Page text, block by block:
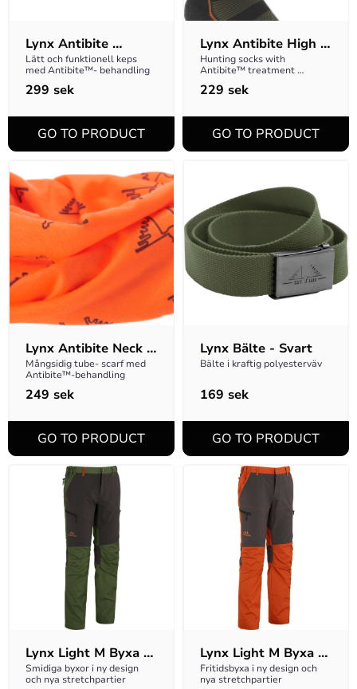
Lynx Antibite
Headwear Orange
Lätt och funktionell keps
med Antibite™- behandling
299 sek
Lynx Antibite High
Socks Black 46-48
Hunting socks with
Antibite™ treatment
229 sek
Lynx Antibite Neck
Gaiter Orange Neon
Mångsidig tube- scarf med
Antibite™-behandling
249 sek
Lynx Bälte - Svart
Bälte i kraftig polyesterväv
169 sek
Lynx Light M Byxa -
Grön
Smidiga byxor i ny design
och nya stretchpartier
Lynx Light M Byxa -
Orange
Fritidsbyxa i ny design och
nya stretchpartier